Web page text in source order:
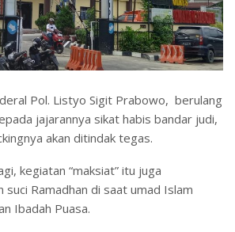
Pol. Listyo Sigit Prabowo, berulang
jajarannya sikat habis bandar judi,
akan ditindak tegas.
kegiatan “maksiat” itu juga
suci Ramadhan di saat umad Islam
Ibadah Puasa.